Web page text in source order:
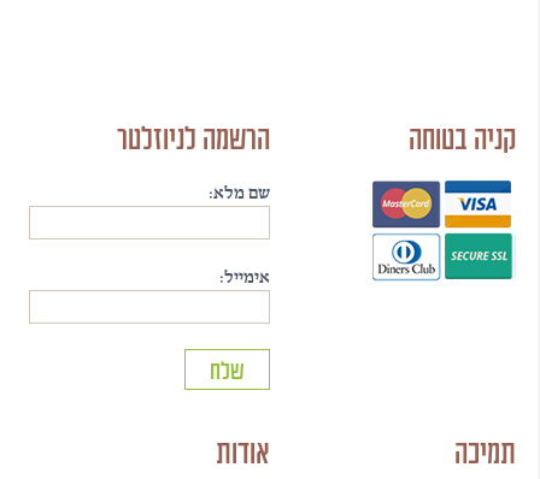
קניה בטוחה הרשמה לניוזלטר
שם מלא:
אימייל:
תמיכה אודות